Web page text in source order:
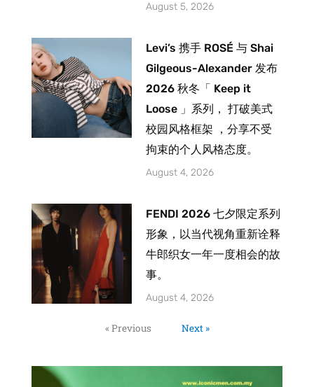
August 5, 2026
Levi’s 携手 ROSÉ 与 Shai
Gilgeous-Alexander 发布
2026 秋冬「 Keep it
Loose 」系列， 打破美式
校园风格框架 ，分享不受
拘束的个人风格态度。
August 4, 2026
FENDI 2026 七夕限定系列
形象，以当代视角重新诠释
牛郎织女一年一度相会的故
事。
August 4, 2026
« Previous Next »